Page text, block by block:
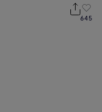
645